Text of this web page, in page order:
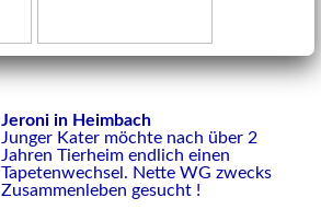
Jeroni in Heimbach
Junger Kater möchte nach über 2
Jahren Tierheim endlich einen
Tapetenwechsel. Nette WG zwecks
Zusammenleben gesucht !